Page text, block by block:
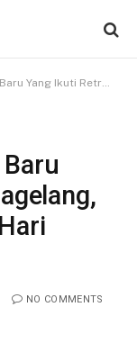
Wakil Hanya Hadir di Hari Terakhir
NO COMMENTS